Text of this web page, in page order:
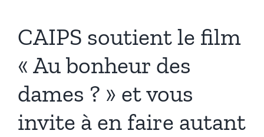
CAIPS soutient le film
« Au bonheur des
dames ? » et vous
invite à en faire autant